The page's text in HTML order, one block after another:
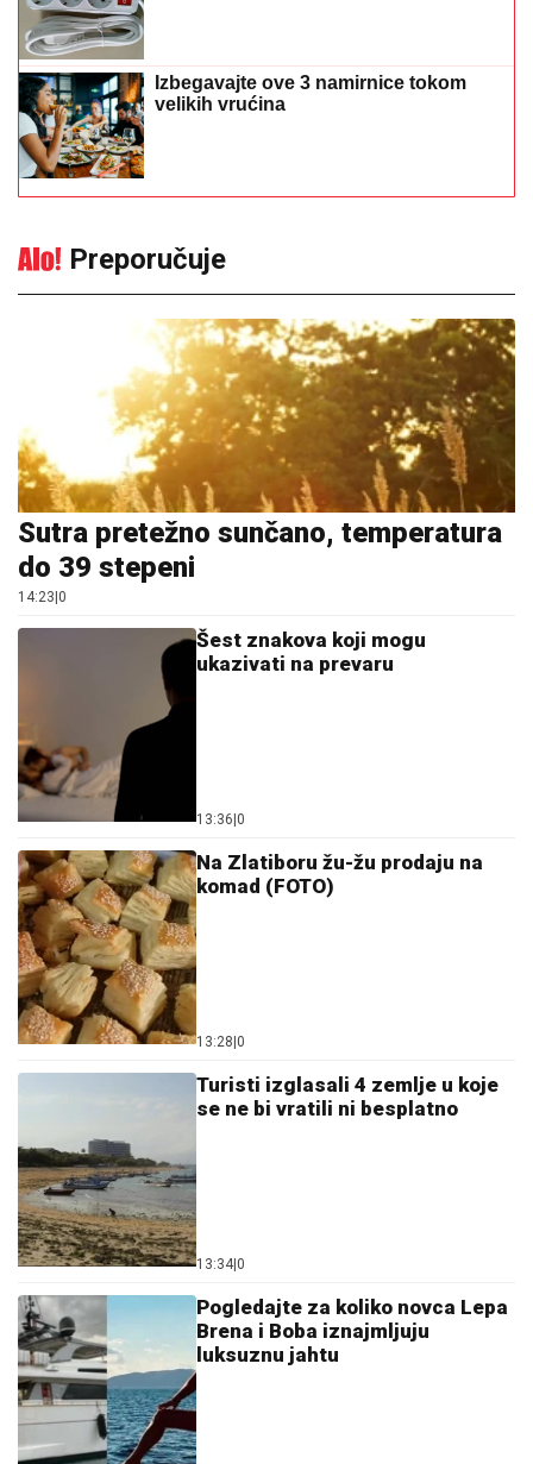
Izbegavajte ove 3 namirnice tokom
velikih vrućina
Preporučuje
Sutra pretežno sunčano, temperatura
do 39 stepeni
14:23 0
Šest znakova koji mogu
ukazivati na prevaru
13:36 0
Na Zlatiboru žu-žu prodaju na
komad (FOTO)
13:28 0
Turisti izglasali 4 zemlje u koje
se ne bi vratili ni besplatno
13:34 0
Pogledajte za koliko novca Lepa
Brena i Boba iznajmljuju
luksuznu jahtu